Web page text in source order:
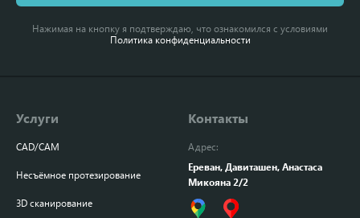
Услуги
CAD/CAM
Несъёмное протезирование
3D сканирование
Контакты
Адрес:
Ереван, Давиташен, Анастаса
Микояна 2/2
Нажимая на кнопку я подтверждаю, что ознакомился с условиями
Политика конфиденциальности